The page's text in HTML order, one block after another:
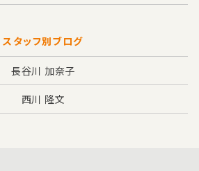
スタッフ別ブログ
長谷川 加奈子
西川 隆文